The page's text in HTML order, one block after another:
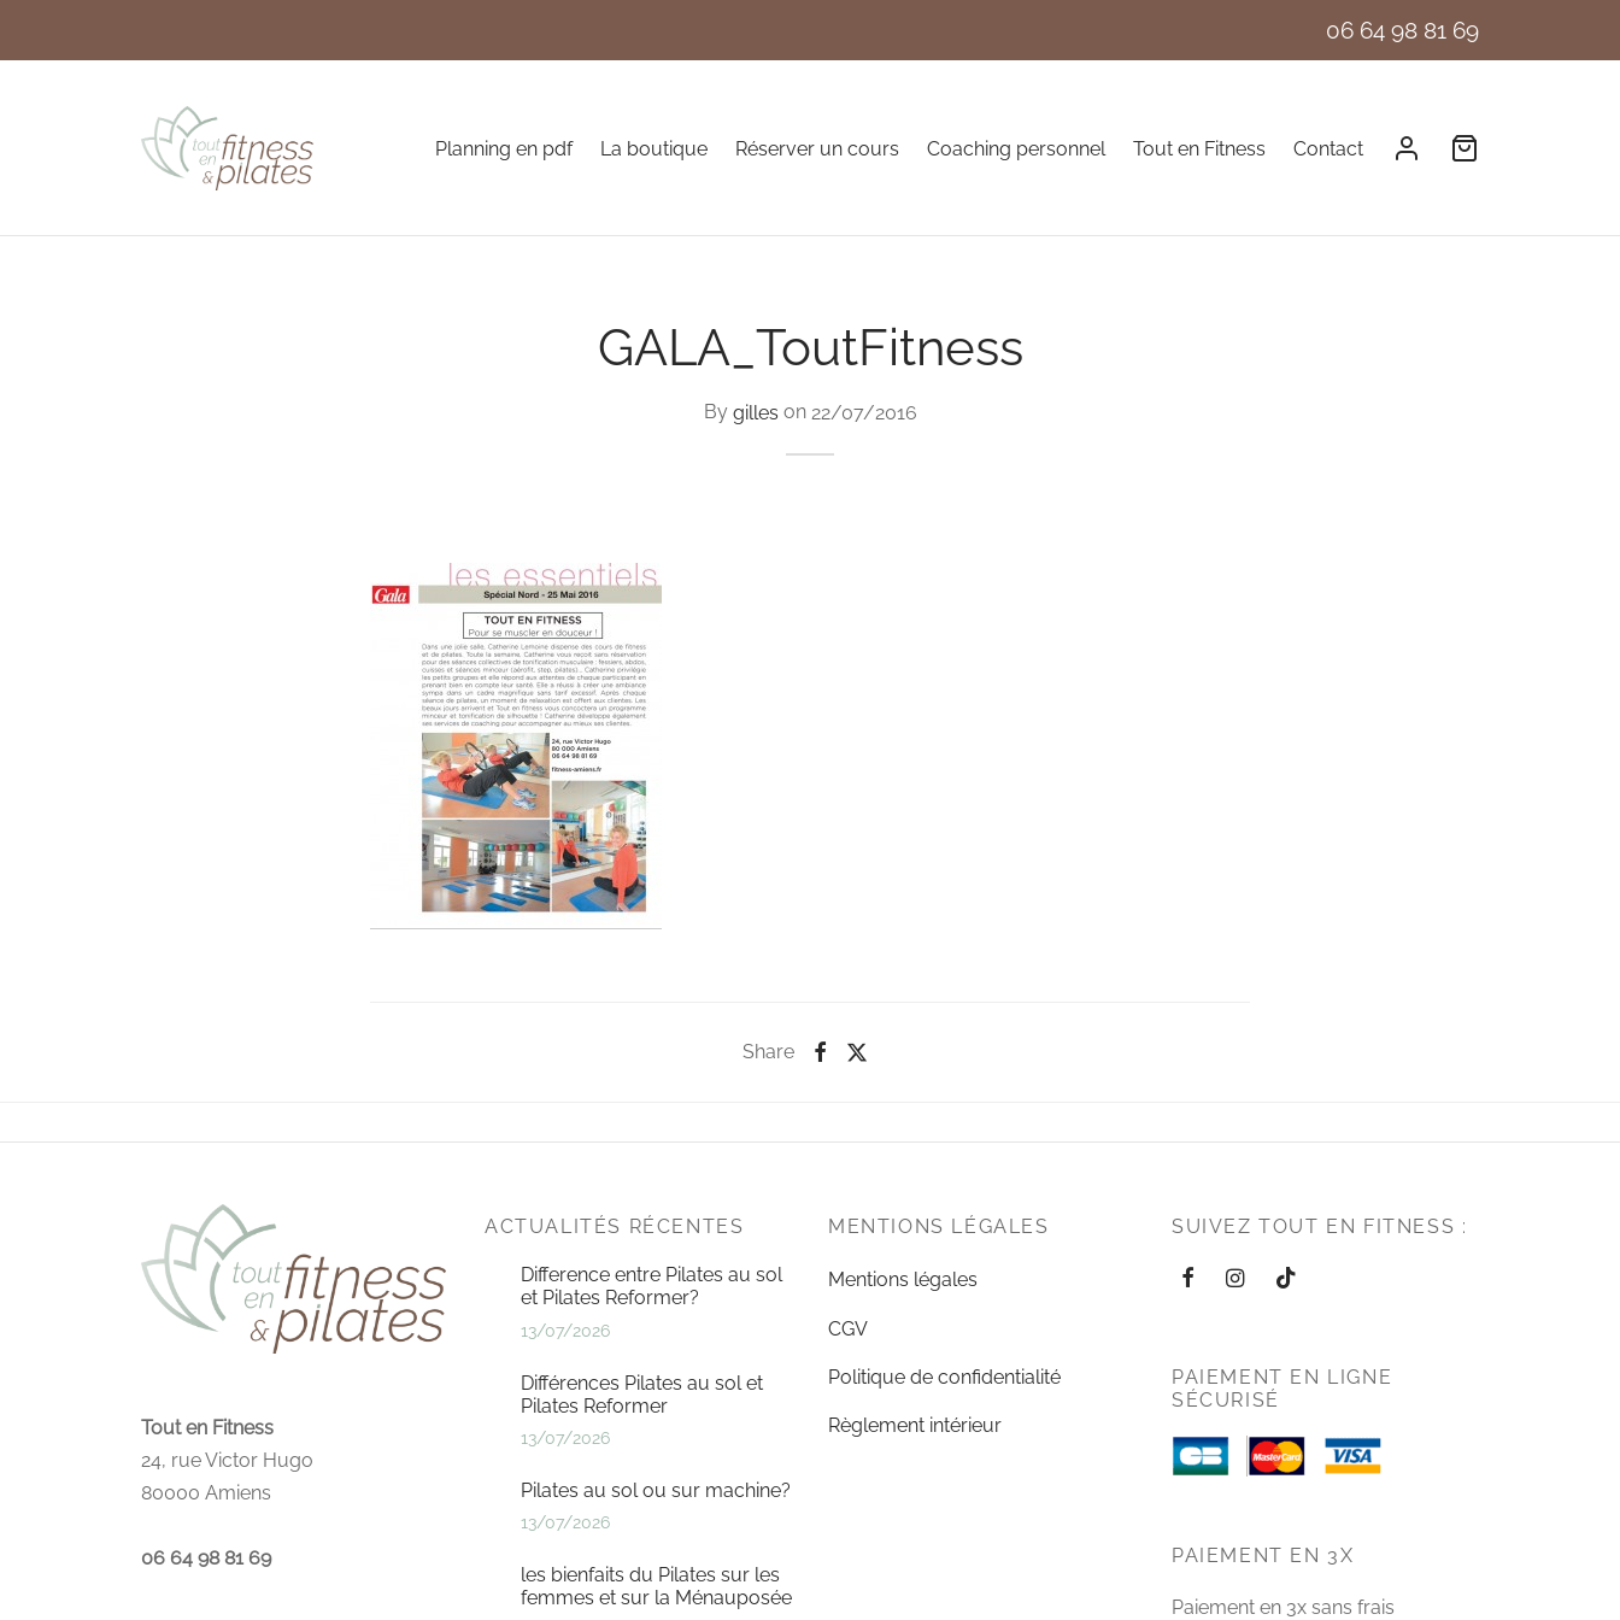
06 64 98 81 69
Planning en pdf La boutique Réserver un cours Coaching personnel Tout en Fitness Contact
GALA_ToutFitness
By gilles on 22/07/2016
Share
Tout en Fitness
24, rue Victor Hugo
80000 Amiens
06 64 98 81 69
ACTUALITÉS RÉCENTES
Difference entre Pilates au sol
et Pilates Reformer?
13/07/2026
Différences Pilates au sol et
Pilates Reformer
13/07/2026
Pilates au sol ou sur machine?
13/07/2026
les bienfaits du Pilates sur les
femmes et sur la Ménauposée
MENTIONS LÉGALES
Mentions légales
CGV
Politique de confidentialité
Règlement intérieur
SUIVEZ TOUT EN FITNESS :
PAIEMENT EN LIGNE
SÉCURISÉ
PAIEMENT EN 3X
Paiement en 3x sans frais